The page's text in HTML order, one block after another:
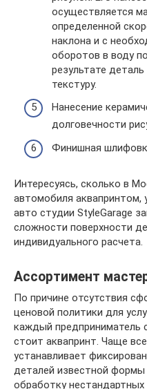
осуществляется
определенной
наклона и с
оборотов в воду
результате
текстуру.
Нанесение
долговечности
Финишная
Интересуясь, сколько в
автомобиля аквапринтом,
авто студии StyleGarage
сложности поверхности
индивидуального расчета.
Ассортимент
По причине отсутствия
ценовой политики для
каждый предприниматель
стоит аквапринт. Чаще
устанавливает
деталей известной формы
обработку